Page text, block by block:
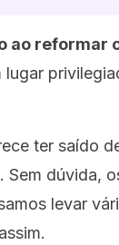
ao reformar
ter saído
Sem dúvida,
levar